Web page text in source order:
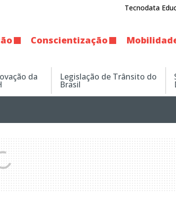
Tecnodata
Conscientização
da Legislação de Trânsito do
Brasil